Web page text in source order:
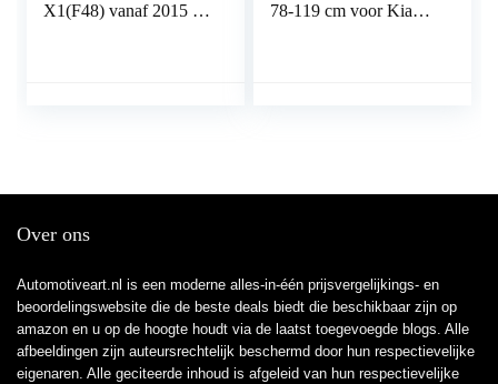
X1(F48) vanaf 2015 tot
78-119 cm voor Kia
Over ons
Automotiveart.nl is een moderne alles-in-één prijsvergelijkings- en
beoordelingswebsite die de beste deals biedt die beschikbaar zijn op
amazon en u op de hoogte houdt via de laatst toegevoegde blogs. Alle
afbeeldingen zijn auteursrechtelijk beschermd door hun respectievelijke
eigenaren. Alle geciteerde inhoud is afgeleid van hun respectievelijke